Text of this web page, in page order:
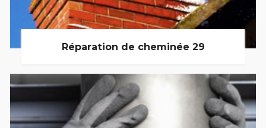
Réparation de cheminée 29